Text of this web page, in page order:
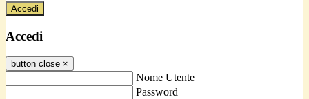
Accedi
Accedi
button close ×
Nome Utente
Password